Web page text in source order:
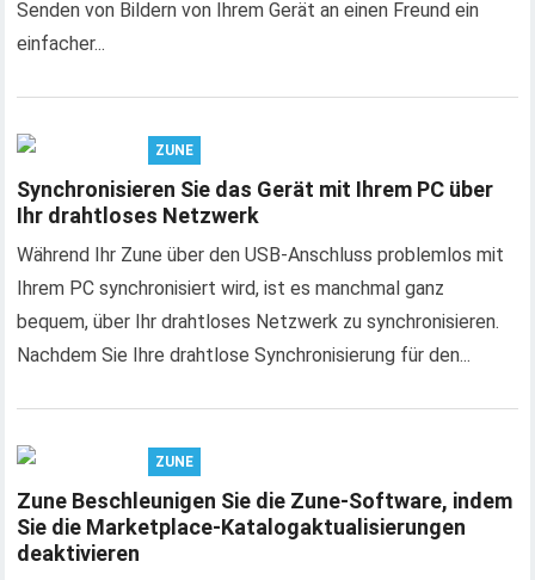
Senden von Bildern von Ihrem Gerät an einen Freund ein
einfacher...
ZUNE
Synchronisieren Sie das Gerät mit Ihrem PC über
Ihr drahtloses Netzwerk
Während Ihr Zune über den USB-Anschluss problemlos mit
Ihrem PC synchronisiert wird, ist es manchmal ganz
bequem, über Ihr drahtloses Netzwerk zu synchronisieren.
Nachdem Sie Ihre drahtlose Synchronisierung für den...
ZUNE
Zune Beschleunigen Sie die Zune-Software, indem
Sie die Marketplace-Katalogaktualisierungen
deaktivieren